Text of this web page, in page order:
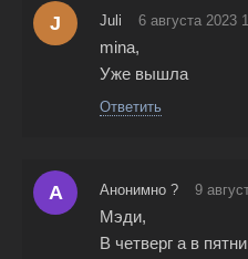
J Juli 6 августа 2023
mina,
Уже вышла
Ответить
А Анонимно ? 9
Мэди,
В четверг а в